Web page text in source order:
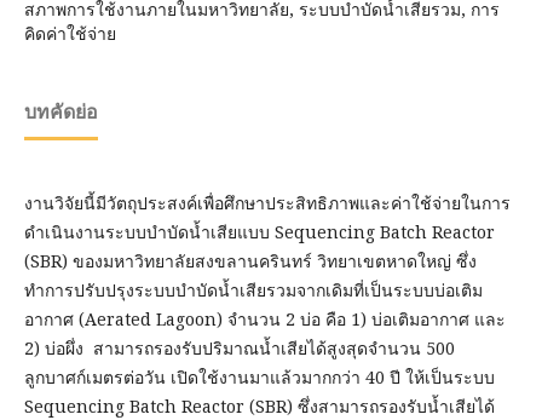
สภาพการใช้งานภายในมหาวิทยาลัย, ระบบบำบัดน้ำเสียรวม, การ
คิดค่าใช้จ่าย
บทคัดย่อ
งานวิจัยนี้มีวัตถุประสงค์เพื่อศึกษาประสิทธิภาพและค่าใช้จ่ายในการ
ดำเนินงานระบบบำบัดน้ำเสียแบบ Sequencing Batch Reactor
(SBR) ของมหาวิทยาลัยสงขลานครินทร์ วิทยาเขตหาดใหญ่ ซึ่ง
ทำการปรับปรุงระบบบำบัดน้ำเสียรวมจากเดิมที่เป็นระบบบ่อเติม
อากาศ (Aerated Lagoon) จำนวน 2 บ่อ คือ 1) บ่อเติมอากาศ และ
2) บ่อผึ่ง สามารถรองรับปริมาณน้ำเสียได้สูงสุดจำนวน 500
ลูกบาศก์เมตรต่อวัน เปิดใช้งานมาแล้วมากกว่า 40 ปี ให้เป็นระบบ
Sequencing Batch Reactor (SBR) ซึ่งสามารถรองรับน้ำเสียได้